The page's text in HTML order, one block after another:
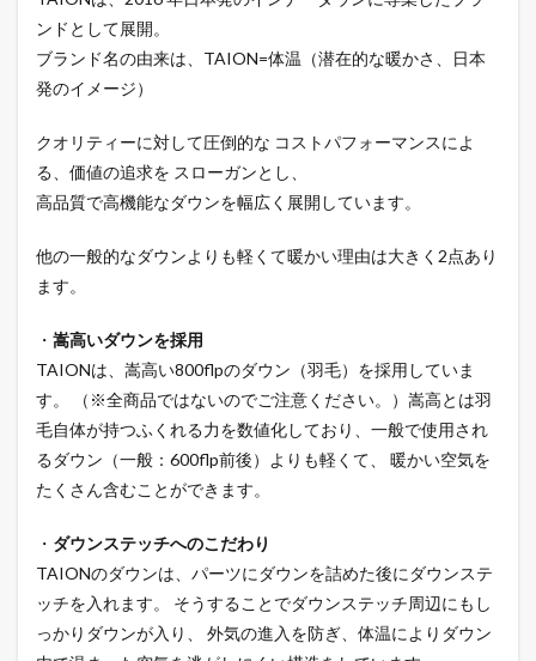
ンドとして展開。
ブランド名の由来は、TAION=体温（潜在的な暖かさ、日本
発のイメージ）
クオリティーに対して圧倒的な コストパフォーマンスによ
る、価値の追求を スローガンとし、
高品質で高機能なダウンを幅広く展開しています。
他の一般的なダウンよりも軽くて暖かい理由は大きく2点あり
ます。
・ 嵩高いダウンを採用
TAIONは、嵩高い800flpのダウン（羽毛）を採用していま
す。 （※全商品ではないのでご注意ください。）嵩高とは羽
毛自体が持つふくれる力を数値化しており、一般で使用され
るダウン（一般：600flp前後）よりも軽くて、 暖かい空気を
たくさん含むことができます。
・ ダウンステッチへのこだわり
TAIONのダウンは、パーツにダウンを詰めた後にダウンステ
ッチを入れます。 そうすることでダウンステッチ周辺にもし
っかりダウンが入り、 外気の進入を防ぎ、体温によりダウン